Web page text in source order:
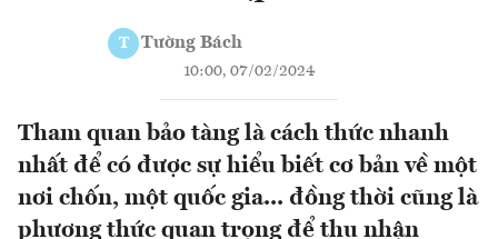
T Tường Bách
10:00, 07/02/2024
Tham quan bảo tàng là cách thức nhanh
nhất để có được sự hiểu biết cơ bản về một
nơi chốn, một quốc gia... đồng thời cũng là
phương thức quan trọng để thu nhận